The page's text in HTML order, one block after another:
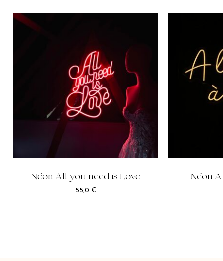
Néon All you need is Love
55,0 €
Néon